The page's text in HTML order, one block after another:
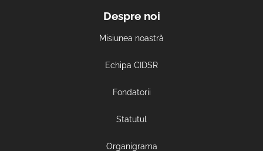
Despre noi
Misiunea noastră
Echipa CIDSR
Fondatorii
Statutul
Organigrama